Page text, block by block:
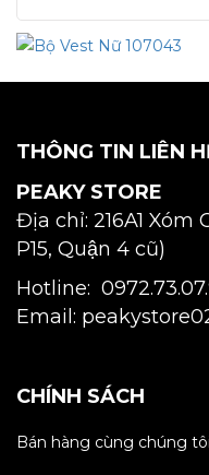
THÔNG TIN LIÊN
PEAKY STORE
Địa chỉ: 216A1 Xóm
P15, Quận 4 cũ)
Hotline:
Email:
CHÍNH SÁCH
Bán hàng cùng chúng tôi